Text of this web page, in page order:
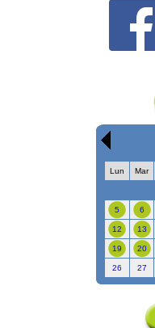
Lun Mar
5 6
12 13
19 20
26 27